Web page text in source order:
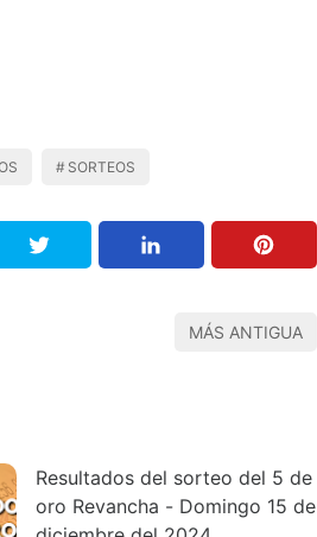
SORTEOS
MÁS ANTIGUA
Resultados del sorteo del 5 de
oro Revancha - Domingo 15 de